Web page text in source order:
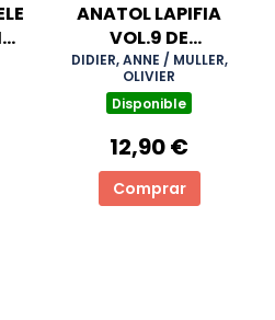
ANATOL LAPIFIA
VOL.9 DE
MUDANÇA!
DIDIER, ANNE / MULLER,
OLIVIER
Disponible
12,90 €
Comprar